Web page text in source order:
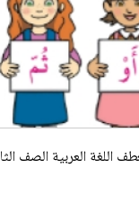
العربية الصف